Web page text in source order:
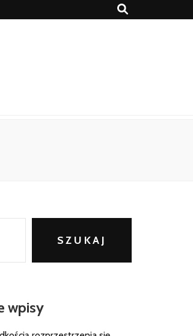
SZUKAJ
wpisy